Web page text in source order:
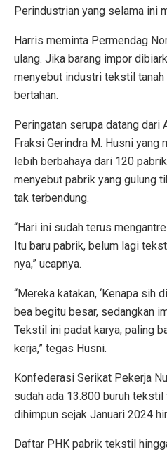
Perindustrian yang selama ini
Harris meminta Permendag
ulang. Jika barang impor
menyebut industri tekstil tanah
bertahan.
Peringatan serupa datang dari
Fraksi Gerindra M. Husni yang
lebih berbahaya dari 120
menyebut pabrik yang gulung
tak terbendung.
“Hari ini sudah terus
Itu baru pabrik, belum lagi
nya,” ucapnya.
“Mereka katakan, ‘Kenapa sih
bea begitu besar, sedangkan
Tekstil ini padat karya, paling
kerja,” tegas Husni.
Konfederasi Serikat Pekerja
sudah ada 13.800 buruh
dihimpun sejak Januari 2024
Daftar PHK pabrik tekstil